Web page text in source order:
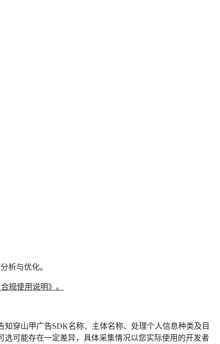
析与优化。
规使用说明》。
穿山甲广告SDK名称、主体名称、处理个人信息种类及目
可能存在一定差异，具体采集情况以您实际使用的开发者